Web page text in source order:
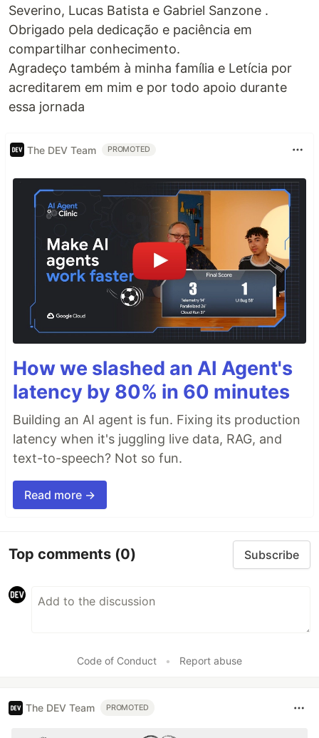
Severino, Lucas Batista e Gabriel Sanzone .
Obrigado pela dedicação e paciência em
compartilhar conhecimento.
Agradeço também à minha família e Letícia por
acreditarem em mim e por todo apoio durante
essa jornada
The DEV Team PROMOTED
How we slashed an AI Agent's
latency by 80% in 60 minutes
Building an AI agent is fun. Fixing its production
latency when it's juggling live data, RAG, and
text-to-speech? Not so fun.
Read more →
Top comments (0) Subscribe
Code of Conduct • Report abuse
The DEV Team PROMOTED